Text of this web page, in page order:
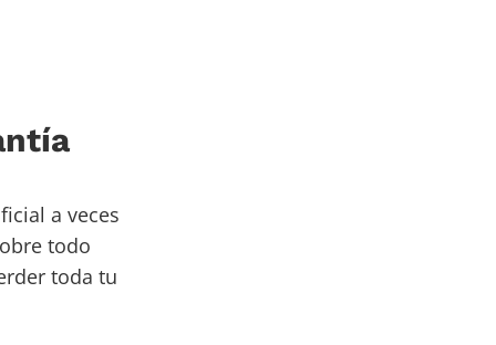
a veces
todo
toda tu